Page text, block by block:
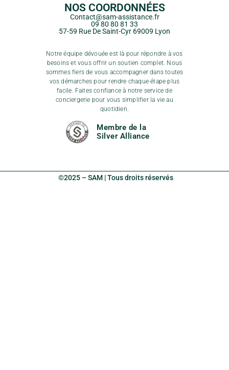
NOS COORDONNÉES
Contact@sam-assistance.fr
09 80 80 81 33
57-59 Rue De Saint-Cyr 69009 Lyon
Notre équipe dévouée est là pour répondre à vos
besoins et vous offrir un soutien complet. Nous
sommes fiers de vous accompagner dans toutes
vos démarches pour rendre chaque étape plus
facile. Faites confiance à notre service de
conciergerie pour vous simplifier la vie au
quotidien.
Membre de la
Silver Alliance
©2025 – SAM | Tous droits réservés